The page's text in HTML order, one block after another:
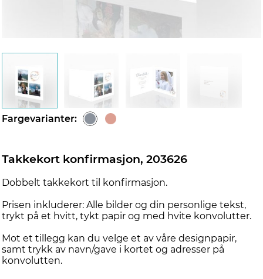
Fargevarianter:
Takkekort konfirmasjon, 203626
Dobbelt takkekort til konfirmasjon.
Prisen inkluderer: Alle bilder og din personlige tekst,
trykt på et hvitt, tykt papir og med hvite konvolutter.
Mot et tillegg kan du velge et av våre designpapir,
samt trykk av navn/gave i kortet og adresser på
konvolutten.